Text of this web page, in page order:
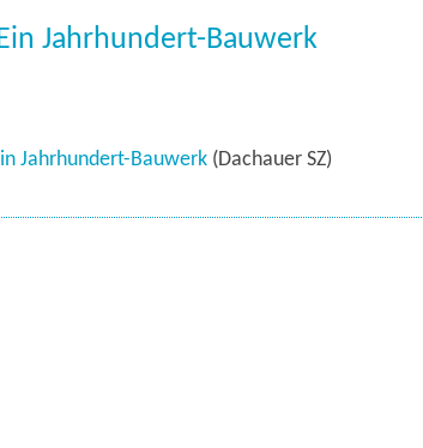
Jahrhundert-Bauwerk
Jahrhundert-Bauwerk (Dachauer SZ)